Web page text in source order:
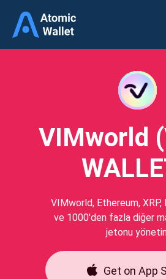
VIMworld
VIMworld, Ethereum,
ve 1000'den fazla diğer
jetonu
Get on App